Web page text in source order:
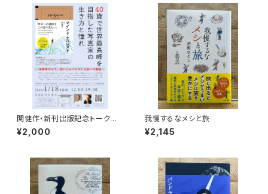
関健作・新刊出版記念トークイ
ベント録画視聴権
¥2,000
我慢するなメシと旅
¥2,145